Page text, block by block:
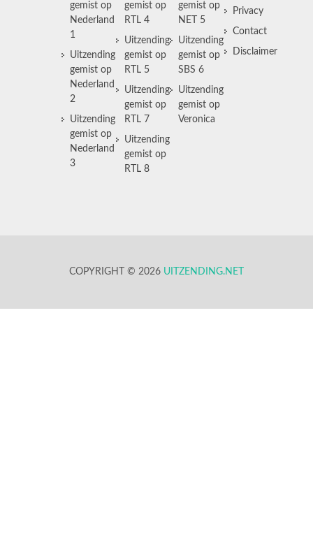
gemist op
Nederland
1
Uitzending
gemist op
Nederland
2
Uitzending
gemist op
Nederland
3
gemist op
RTL 4
Uitzending
gemist op
RTL 5
Uitzending
gemist op
RTL 7
Uitzending
gemist op
RTL 8
gemist op
NET 5
Uitzending
gemist op
SBS 6
Uitzending
gemist op
Veronica
Privacy
Contact
Disclaimer
COPYRIGHT © 2026 UITZENDING.NET